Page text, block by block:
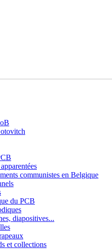
communistes en Belgique
du PCB
diapositives...
et collections